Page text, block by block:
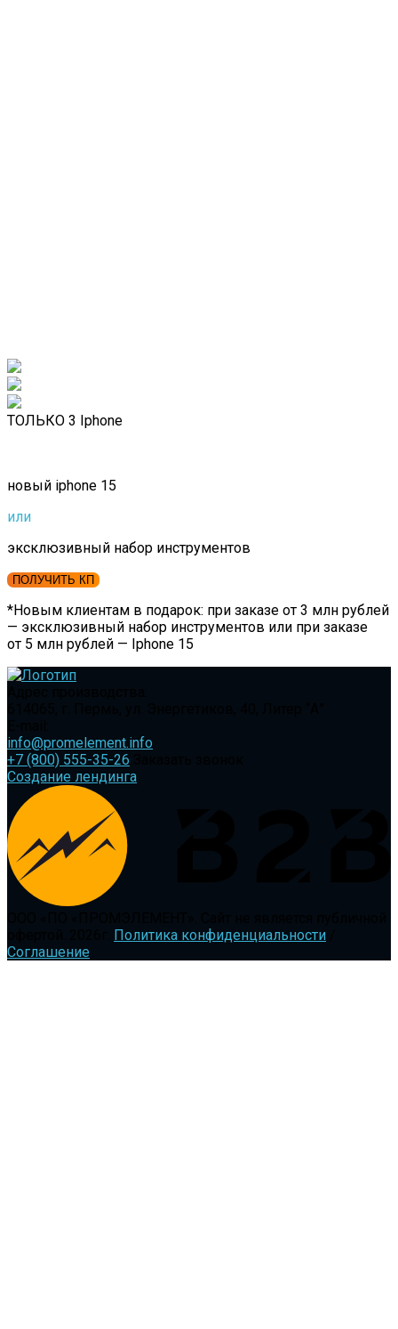
ТОЛЬКО 3 Iphone
новый iphone 15
или
эксклюзивный набор инструментов
ПОЛУЧИТЬ КП
*Новым клиентам в подарок: при заказе от 3 млн рублей
— эксклюзивный набор инструментов или при заказе
от 5 млн рублей — Iphone 15
info@promelement.info
+7 (800) 555-35-26
Создание лендинга
Политика конфиденциальности
Соглашение